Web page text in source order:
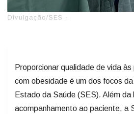
Divulgação/SES -
Proporcionar qualidade de vida
com obesidade é um dos focos
Estado da Saúde (SES). Além da
acompanhamento ao paciente, a